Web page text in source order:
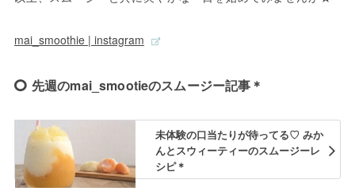
mai_smoothie | instagram
先週のmai_smootieのスムージー記事＊
未体験の口当たりが待ってる♡ みか
んとスウィーティーのスムージーレ
シピ＊